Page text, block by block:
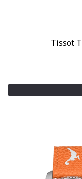
Tissot